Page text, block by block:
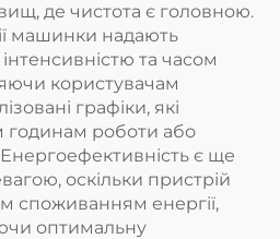
де чистота є головною.
машинки надають
та часом
користувачам
графіки, які
годинам роботи або
є ще
оскільки пристрій
споживанням енергії,
оптимальну